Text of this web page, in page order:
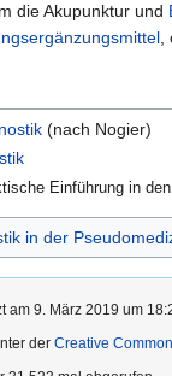
die Akupunktur und
,
(nach Nogier)
Einführung in
in der
am 9. März 2019 um
der Creative